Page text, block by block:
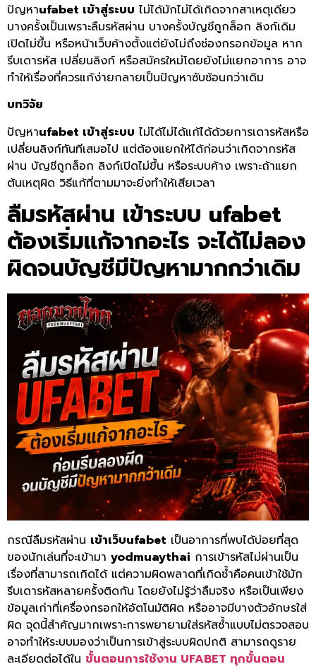
ปัญหาufabet เข้าสู่ระบบ ไม่ได้มักไม่ได้เกิดจากสาเหตุเดียว
บางครั้งเป็นเพราะลืมรหัสผ่าน บางครั้งบัญชีถูกล็อก ลิงก์เดิม
เปิดไม่ขึ้น หรือหน้าเว็บค้างตั้งแต่ยังไม่ถึงช่องกรอกข้อมูล หาก
รีบเดารหัส เปลี่ยนลิงก์ หรือสมัครใหม่โดยยังไม่แยกอาการ อาจ
ทำให้เรื่องที่ควรแก้ง่ายกลายเป็นปัญหาซับซ้อนกว่าเดิม
บทวิจัย
ปัญหาufabet เข้าสู่ระบบ ไม่ได้ไม่ได้แก้ได้ด้วยการเดารหัสหรือ
เปลี่ยนลิงก์ทันทีเสมอไป แต่ต้องแยกให้ได้ก่อนว่าเกิดจากรหัส
ผ่าน บัญชีถูกล็อก ลิงก์เปิดไม่ขึ้น หรือระบบค้าง เพราะถ้าแยก
ต้นเหตุผิด วิธีแก้ที่ตามมาจะยิ่งทำให้เสียเวลา
ลืมรหัสผ่าน เข้าระบบ ufabet
ต้องเริ่มแก้จากอะไร จะได้ไม่ลอง
ผิดจนบัญชีมีปัญหามากกว่าเดิม
กรณีลืมรหัสผ่าน เข้าเว็บufabet เป็นอาการที่พบได้บ่อยที่สุด
ของนักเล่นที่จะเข้ามา yodmuaythai การเข้ารหัสไม่ผ่านเป็น
เรื่องที่สามารถเกิดได้ แต่ความผิดพลาดที่เกิดซ้ำคือคนเข้าใช้มัก
รีบเดารหัสหลายครั้งติดกัน โดยยังไม่รู้ว่าลืมจริง หรือเป็นเพียง
ข้อมูลเก่าที่เครื่องกรอกให้อัตโนมัติผิด หรืออาจมีบางตัวอักษรใส่
ผิด จุดนี้สำคัญมากเพราะการพยายามใส่รหัสซ้ำแบบไม่ตรวจสอบ
อาจทำให้ระบบมองว่าเป็นการเข้าสู่ระบบผิดปกติ สามารถดูราย
ละเอียดต่อได้ใน ขั้นตอนการใช้งาน UFABET ทุกขั้นตอน